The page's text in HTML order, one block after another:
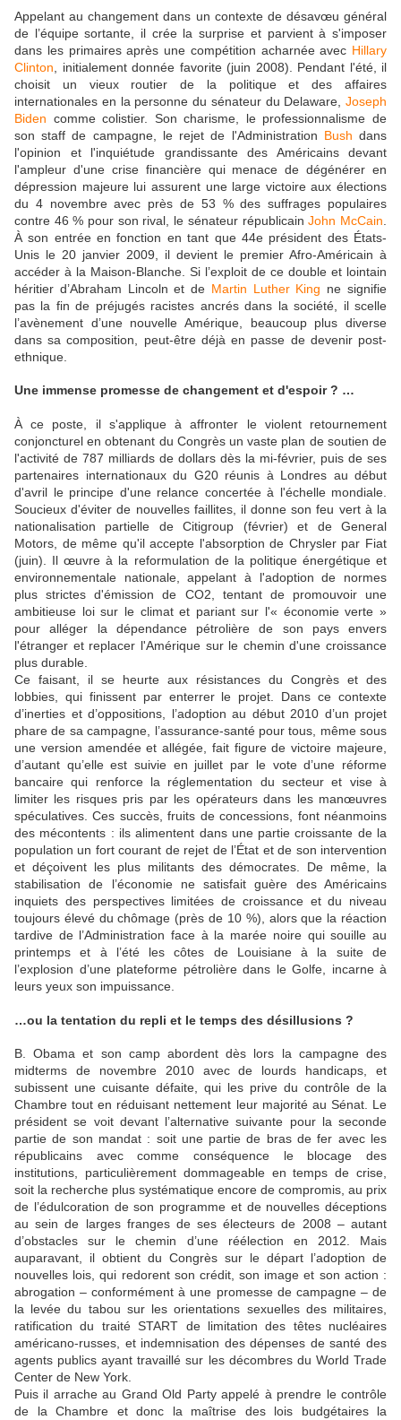
Appelant au changement dans un contexte de désavœu général
de l’équipe sortante, il crée la surprise et parvient à s'imposer
dans les primaires après une compétition acharnée avec Hillary
Clinton , initialement donnée favorite (juin 2008). Pendant l'été, il
choisit un vieux routier de la politique et des affaires
internationales en la personne du sénateur du Delaware, Joseph
Biden comme colistier. Son charisme, le professionnalisme de
son staff de campagne, le rejet de l'Administration Bush dans
l'opinion et l'inquiétude grandissante des Américains devant
l'ampleur d'une crise financière qui menace de dégénérer en
dépression majeure lui assurent une large victoire aux élections
du 4 novembre avec près de 53 % des suffrages populaires
contre 46 % pour son rival, le sénateur républicainJohn McCain
À son entrée en fonction en tant que 44e président des États-
Unis le 20 janvier 2009, il devient le premier Afro-Américain à
accéder à la Maison-Blanche. Si l’exploit de ce double et lointain
héritier d’Abraham Lincoln et de Martin Luther King ne signifie
pas la fin de préjugés racistes ancrés dans la société, il scelle
l’avènement d’une nouvelle Amérique, beaucoup plus diverse
dans sa composition, peut-être déjà en passe de devenir post-
ethnique.
Une immense promesse de changement et d'espoir ? …
À ce poste, il s'applique à affronter le violent retournement
conjoncturel en obtenant du Congrès un vaste plan de soutien de
l'activité de 787 milliards de dollars dès la mi-février, puis de ses
partenaires internationaux du G20 réunis à Londres au début
d'avril le principe d'une relance concertée à l'échelle mondiale.
Soucieux d'éviter de nouvelles faillites, il donne son feu vert à la
nationalisation partielle de Citigroup (février) et de General
Motors, de même qu'il accepte l'absorption de Chrysler par Fiat
(juin). Il œuvre à la reformulation de la politique énergétique et
environnementale nationale, appelant à l'adoption de normes
plus strictes d'émission de CO2, tentant de promouvoir une
ambitieuse loi sur le climat et pariant sur l'« économie verte »
pour alléger la dépendance pétrolière de son pays envers
l'étranger et replacer l'Amérique sur le chemin d'une croissance
plus durable.
Ce faisant, il se heurte aux résistances du Congrès et des
lobbies, qui finissent par enterrer le projet. Dans ce contexte
d’inerties et d’oppositions, l’adoption au début 2010 d’un projet
phare de sa campagne, l’assurance-santé pour tous, même sous
une version amendée et allégée, fait figure de victoire majeure,
d’autant qu’elle est suivie en juillet par le vote d’une réforme
bancaire qui renforce la réglementation du secteur et vise à
limiter les risques pris par les opérateurs dans les manœuvres
spéculatives. Ces succès, fruits de concessions, font néanmoins
des mécontents : ils alimentent dans une partie croissante de la
population un fort courant de rejet de l’État et de son intervention
et déçoivent les plus militants des démocrates. De même, la
stabilisation de l’économie ne satisfait guère des Américains
inquiets des perspectives limitées de croissance et du niveau
toujours élevé du chômage (près de 10 %), alors que la réaction
tardive de l’Administration face à la marée noire qui souille au
printemps et à l’été les côtes de Louisiane à la suite de
l’explosion d’une plateforme pétrolière dans le Golfe, incarne à
leurs yeux son impuissance.
…ou la tentation du repli et le temps des désillusions ?
B. Obama et son camp abordent dès lors la campagne des
midterms de novembre 2010 avec de lourds handicaps, et
subissent une cuisante défaite, qui les prive du contrôle de la
Chambre tout en réduisant nettement leur majorité au Sénat. Le
président se voit devant l’alternative suivante pour la seconde
partie de son mandat : soit une partie de bras de fer avec les
républicains avec comme conséquence le blocage des
institutions, particulièrement dommageable en temps de crise,
soit la recherche plus systématique encore de compromis, au prix
de l’édulcoration de son programme et de nouvelles déceptions
au sein de larges franges de ses électeurs de 2008 – autant
d’obstacles sur le chemin d’une réélection en 2012. Mais
auparavant, il obtient du Congrès sur le départ l’adoption de
nouvelles lois, qui redorent son crédit, son image et son action :
abrogation – conformément à une promesse de campagne – de
la levée du tabou sur les orientations sexuelles des militaires,
ratification du traité START de limitation des têtes nucléaires
américano-russes, et indemnisation des dépenses de santé des
agents publics ayant travaillé sur les décombres du World Trade
Center de New York.
Puis il arrache au Grand Old Party appelé à prendre le contrôle
de la Chambre et donc la maîtrise des lois budgétaires la